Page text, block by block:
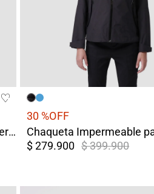
Chaqueta Térmica Básica para Mujer Chiloé Negro
30 %OFF
$ 279.900 $ 399.900